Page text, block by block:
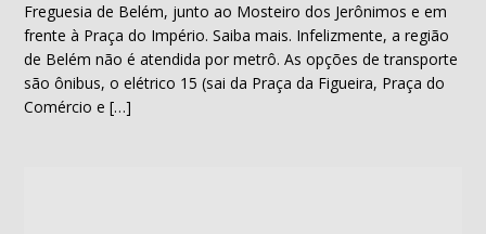
Freguesia de Belém, junto ao Mosteiro dos Jerônimos e em
frente à Praça do Império. Saiba mais. Infelizmente, a região
de Belém não é atendida por metrô. As opções de transporte
são ônibus, o elétrico 15 (sai da Praça da Figueira, Praça do
Comércio e […]